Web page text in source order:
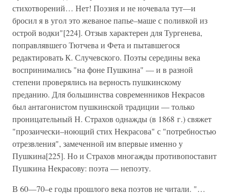
стихотворений… Нет! Поэзия и не ночевала тут—и
бросил я в угол это жеваное папье–маше с поливкой из
острой водки"[224]. Отзыв характерен для Тургенева,
поправлявшего Тютчева и Фета и пытавшегося
редактировать К. Случевского. Поэты середины века
воспринимались "на фоне Пушкина" — и в разной
степени проверялись на верность пушкинскому
преданию. Для большинства современников Некрасов
был антагонистом пушкинской традиции — только
проницательный Н. Страхов однажды (в 1868 г.) свяжет
"прозаически–ноющий стих Некрасова" с "потребностью
отрезвления", замеченной им впервые именно у
Пушкина[225]. Но и Страхов многажды противопоставит
Пушкина Некрасову: поэта — непоэту.
В 60—70–е годы прошлого века поэтов не читали. "…